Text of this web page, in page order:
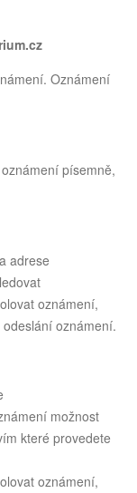
Oznámení
písemně,
adrese
oznámení,
oznámení.
možnost
které provedete
oznámení,